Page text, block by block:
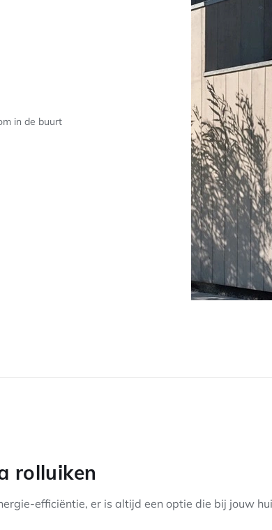
in de buurt
rolluiken
efficiëntie, er is altijd een optie die bij jouw